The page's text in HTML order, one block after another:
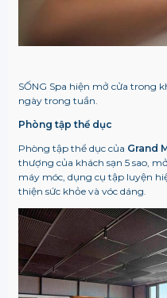
SỐNG Spa hiện mở cửa trong
ngày trong tuần.
Phòng tập thể dục
Phòng tập thể dục của Grand
thượng của khách sạn 5 sao,
máy móc, dụng cụ tập luyện
thiện sức khỏe và vóc dáng.